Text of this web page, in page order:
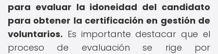
para evaluar la idoneidad del candidato
para obtener la certificación en gestión de
voluntarios. Es importante destacar que el
proceso de evaluación se rige por